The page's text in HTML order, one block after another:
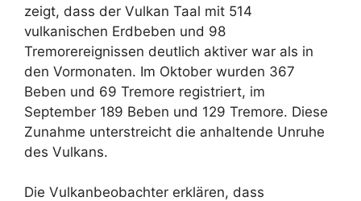
zeigt, dass der Vulkan Taal mit 514
vulkanischen Erdbeben und 98
Tremorereignissen deutlich aktiver war als in
den Vormonaten. Im Oktober wurden 367
Beben und 69 Tremore registriert, im
September 189 Beben und 129 Tremore. Diese
Zunahme unterstreicht die anhaltende Unruhe
des Vulkans.
Die Vulkanbeobachter erklären, dass